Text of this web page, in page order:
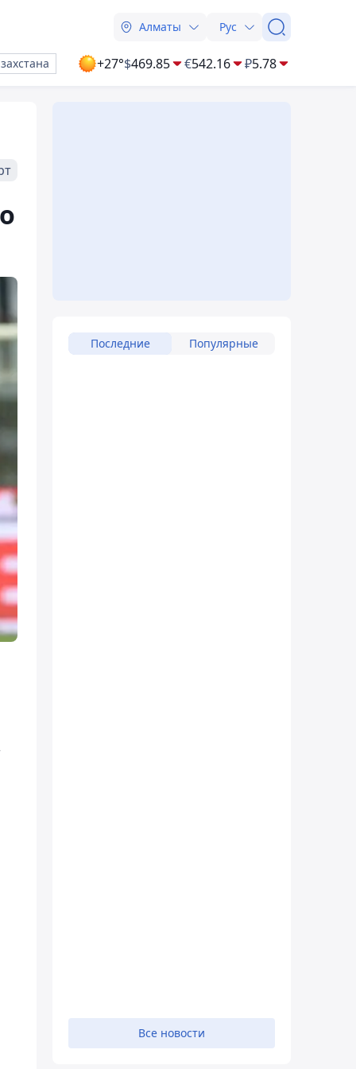
Алматы Рус
+27°$469.85 €542.16 ₽5.78
Последние Популярные
Все новости